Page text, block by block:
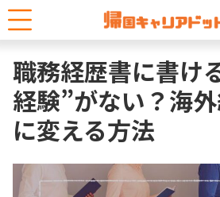
へ
ス
ホーム キャリアコラム 履歴書・職務経
職務経歴書に書け
経験”がない？海
に変える方法